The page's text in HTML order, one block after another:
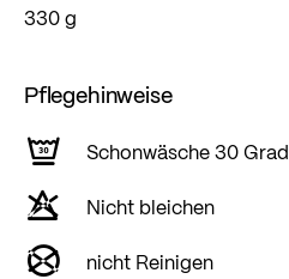
330 g
Pflegehinweise
Schonwäsche 30 Grad
Nicht bleichen
nicht Reinigen